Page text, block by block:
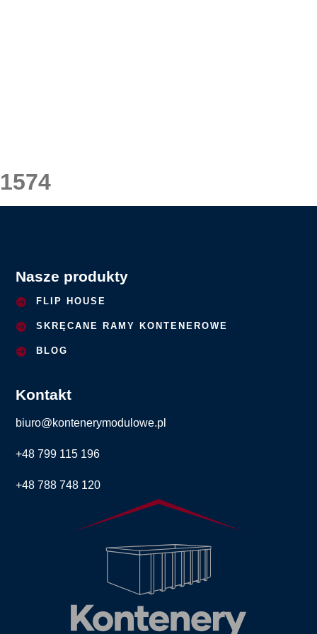
1574
Nasze produkty
FLIP HOUSE
SKRĘCANE RAMY KONTENEROWE
BLOG
Kontakt
biuro@kontenerymodulowe.pl
+48 799 115 196
+48 788 748 120